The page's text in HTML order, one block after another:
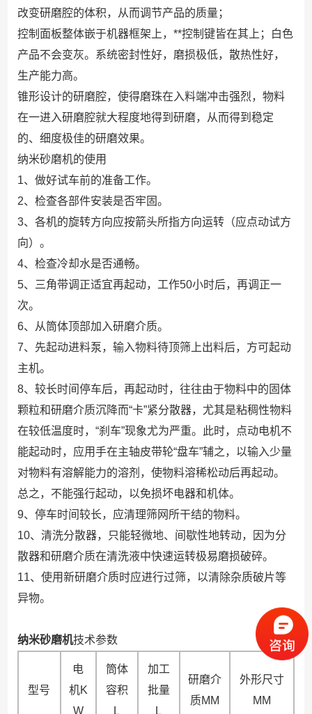
改变研磨腔的体积，从而调节产品的质量；
控制面板整体嵌于机器框架上，**控制键皆在其上；白色
产品不会变灰。系统密封性好，磨损极低，散热性好，
生产能力高。
锥形设计的研磨腔，使得磨珠在入料端冲击强烈，物料
在一进入研磨腔就大程度地得到研磨，从而得到稳定
的、细度极佳的研磨效果。
纳米砂磨机的使用
1、做好试车前的准备工作。
2、检查各部件安装是否牢固。
3、各机的旋转方向应按箭头所指方向运转（应点动试方
向）。
4、检查冷却水是否通畅。
5、三角带调正适宜再起动，工作50小时后，再调正一
次。
6、从筒体顶部加入研磨介质。
7、先起动进料泵，输入物料待顶筛上出料后，方可起动
主机。
8、较长时间停车后，再起动时，往往由于物料中的固体
颗粒和研磨介质沉降而“卡”紧分散器，尤其是粘稠性物料
在较低温度时，“刹车”现象尤为严重。此时，点动电机不
能起动时，应用手在主轴皮带轮“盘车”辅之，以输入少量
对物料有溶解能力的溶剂，使物料溶稀松动后再起动。
总之，不能强行起动，以免损坏电器和机体。
9、停车时间较长，应清理筛网所干结的物料。
10、清洗分散器，只能轻微地、间歇性地转动，因为分
散器和研磨介质在清洗液中快速运转极易磨损破碎。
11、使用新研磨介质时应进行过筛，以清除杂质破片等
异物。
纳米砂磨机技术参数
型号
电
机K
W
筒体
容积
L
加工
批量
L
研磨介
质MM
外形尺寸
MM